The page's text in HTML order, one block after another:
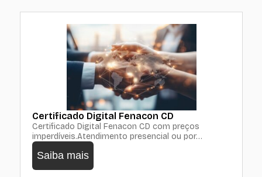
Certificado Digital Fenacon CD
Certificado Digital Fenacon CD com preços
imperdíveis.Atendimento presencial ou por…
Saiba mais